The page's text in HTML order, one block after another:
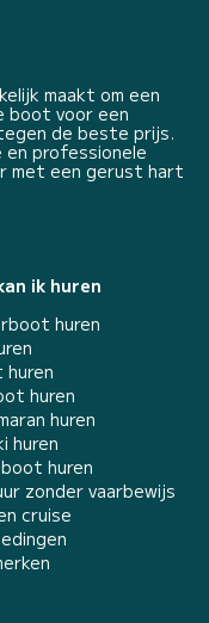
maakt om een
boot voor een
de beste prijs.
en professionele
met een gerust hart
ik huren
huren
huren
huren
huren
huren
huren
zonder vaarbewijs
cruise